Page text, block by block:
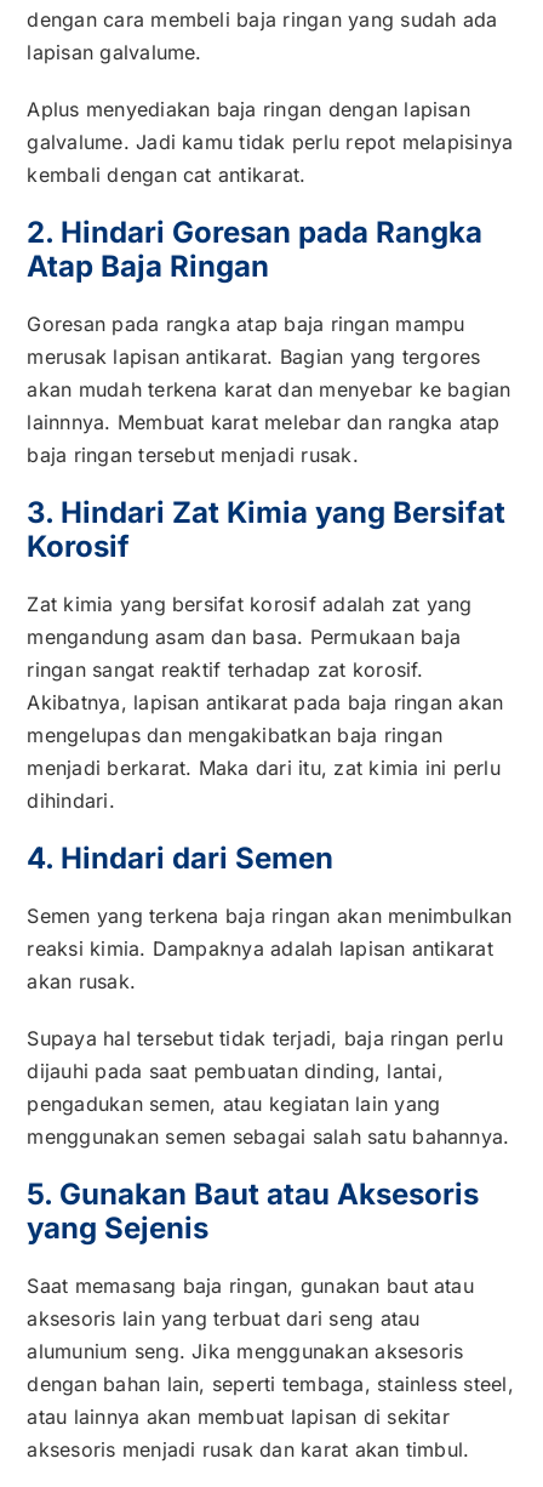
dengan cara membeli baja ringan yang sudah ada
lapisan galvalume.
Aplus menyediakan baja ringan dengan lapisan
galvalume. Jadi kamu tidak perlu repot melapisinya
kembali dengan cat antikarat.
2. Hindari Goresan pada Rangka
Atap Baja Ringan
Goresan pada rangka atap baja ringan mampu
merusak lapisan antikarat. Bagian yang tergores
akan mudah terkena karat dan menyebar ke bagian
lainnnya. Membuat karat melebar dan rangka atap
baja ringan tersebut menjadi rusak.
3. Hindari Zat Kimia yang Bersifat
Korosif
Zat kimia yang bersifat korosif adalah zat yang
mengandung asam dan basa. Permukaan baja
ringan sangat reaktif terhadap zat korosif.
Akibatnya, lapisan antikarat pada baja ringan akan
mengelupas dan mengakibatkan baja ringan
menjadi berkarat. Maka dari itu, zat kimia ini perlu
dihindari.
4. Hindari dari Semen
Semen yang terkena baja ringan akan menimbulkan
reaksi kimia. Dampaknya adalah lapisan antikarat
akan rusak.
Supaya hal tersebut tidak terjadi, baja ringan perlu
dijauhi pada saat pembuatan dinding, lantai,
pengadukan semen, atau kegiatan lain yang
menggunakan semen sebagai salah satu bahannya.
5. Gunakan Baut atau Aksesoris
yang Sejenis
Saat memasang baja ringan, gunakan baut atau
aksesoris lain yang terbuat dari seng atau
alumunium seng. Jika menggunakan aksesoris
dengan bahan lain, seperti tembaga, stainless steel,
atau lainnya akan membuat lapisan di sekitar
aksesoris menjadi rusak dan karat akan timbul.